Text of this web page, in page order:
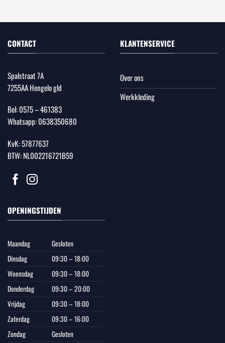
CONTACT
Spalstraat 7A
7255AA Hengelo gld
Bel:0575 – 461383
Whatsapp:0638350680
KvK: 57877637
BTW: NL002216721B59
KLANTENSERVICE
Over ons
Werkkleding
OPENINGSTIJDEN
Maandag
Gesloten
Dinsdag
09:30 – 18:00
Woensdag
09:30 – 18:00
Donderdag
09:30 – 20:00
Vrijdag
09:30 – 18:00
Zaterdag
09:30 – 16:00
Zondag
Gesloten